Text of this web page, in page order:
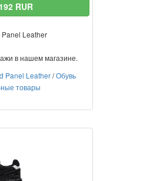
RUR
Panel Leather
в нашем магазине.
Panel Leather/Обувь
товары